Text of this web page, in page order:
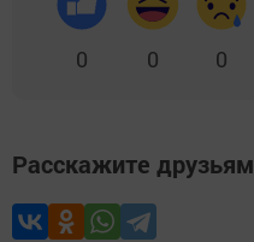
0 0 0
Расскажите друзьям